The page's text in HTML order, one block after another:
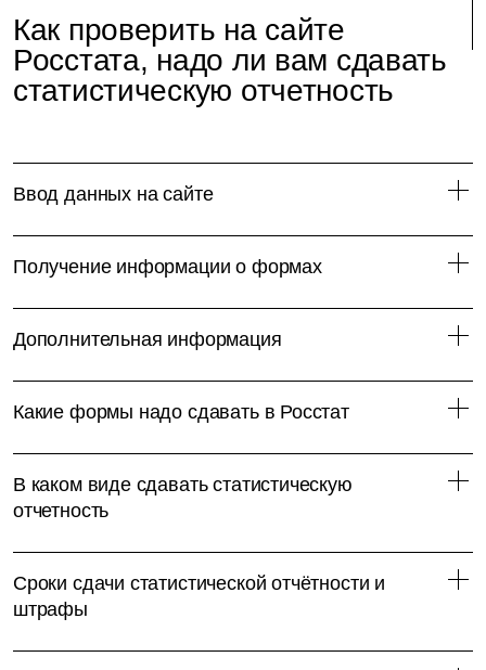
Как проверить на сайте
Росстата, надо ли вам сдавать
статистическую отчетность
Ввод данных на сайте
Получение информации о формах
Дополнительная информация
Какие формы надо сдавать в Росстат
В каком виде сдавать статистическую
отчетность
Сроки сдачи статистической отчётности и
штрафы